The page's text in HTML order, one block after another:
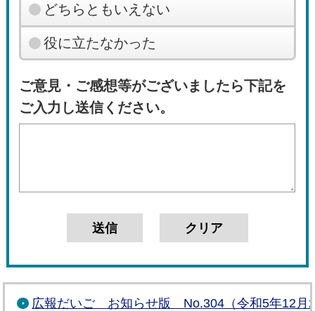
どちらともいえない
役に立たなかった
ご意見・ご感想等がございましたら下記を
ご入力し送信ください。
広報だいご お知らせ版 No.304（令和5年12月